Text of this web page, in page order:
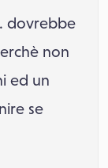
dovrebbe
non
ed un
se